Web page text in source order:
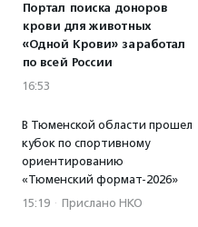
Портал поиска доноров
крови для животных
«Одной Крови» заработал
по всей России
16:53
В Тюменской области прошел
кубок по спортивному
ориентированию
«Тюменский формат-2026»
15:19 · Прислано НКО